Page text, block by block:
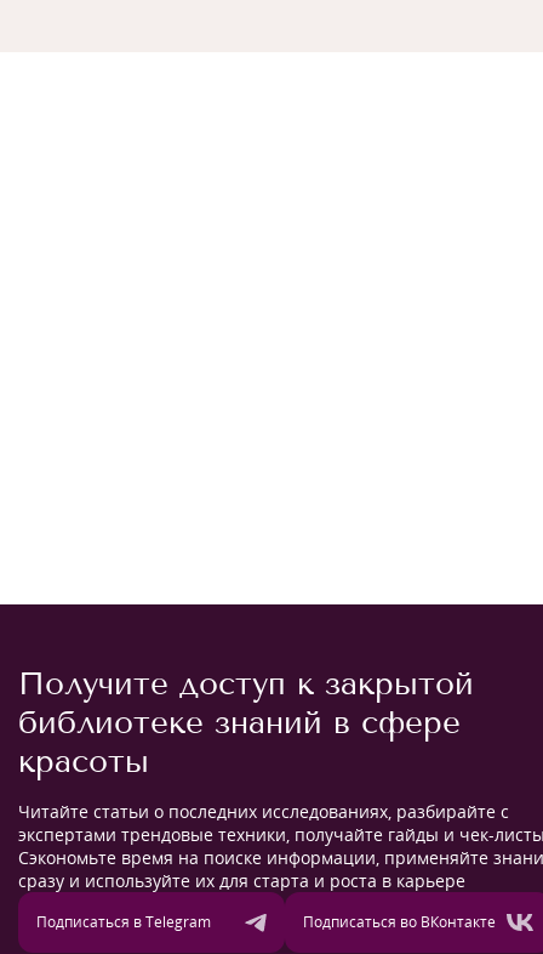
Получите доступ к закрытой
библиотеке знаний в сфере
красоты
Читайте статьи о последних исследованиях, разбирайте с
экспертами трендовые техники, получайте гайды и чек-
Сэкономьте время на поиске информации, применяйте
сразу и используйте их для старта и роста в карьере
Подписаться в Telegram Подписаться во ВКонтакте